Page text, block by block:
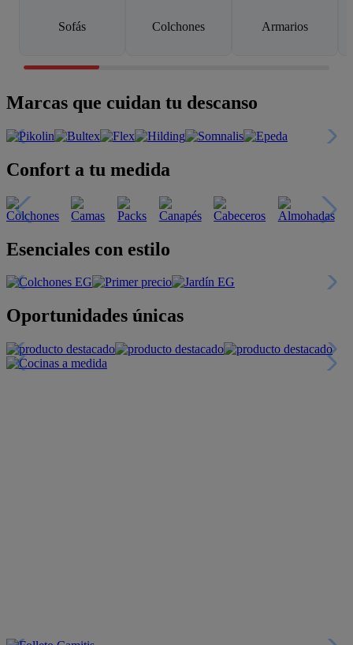
Sofás Colchones Armarios
Marcas que cuidan tu descanso
Confort a tu medida
Esenciales con estilo
Oportunidades únicas